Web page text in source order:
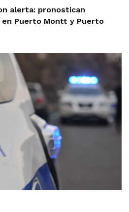
alerta: pronostican
Puerto Montt y Puerto